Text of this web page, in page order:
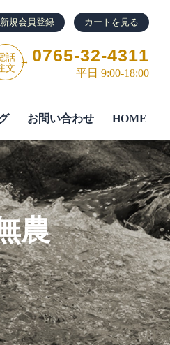
新規会員登録 カートを見る
話
文
→ 0765-32-4311
平日 9:00-18:00
お問い合わせ HOME
農